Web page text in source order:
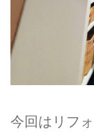
今回はリフ